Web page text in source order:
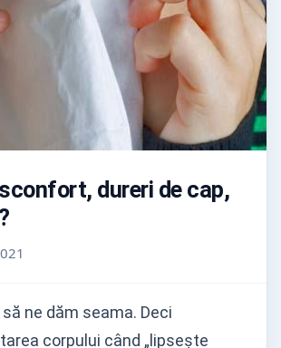
dureri de cap,
ne dăm seama. Deci
corpului când „lipsește